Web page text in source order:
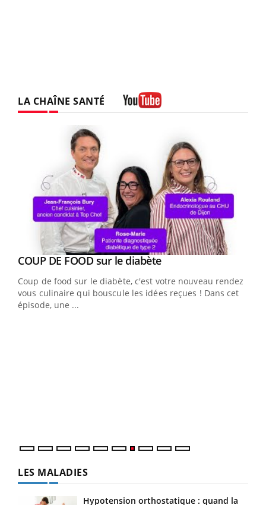
LA CHAÎNE SANTÉ
Youtube
COUP DE FOOD sur le diabèteYoutube
Coup de food sur le diabète, c'est votre nouveau rendez-
vous culinaire qui bouscule les idées reçues ! Dans cet
épisode, une ...
Youtube
Quand l’entreprise mise sur le bien être global
"Les rendez-vous de la santé et de la qualité de vie au
travail" de Pourquoi Docteur reçoivent Régis Blugeon,
DRH et directeur ...
LES MALADIES
Hypotension orthostatique : quand la